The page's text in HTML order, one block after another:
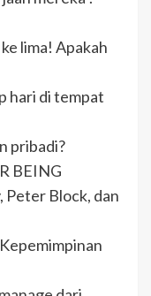
lima! Apakah
hari di tempat
pribadi?
BEING
Peter Block, dan